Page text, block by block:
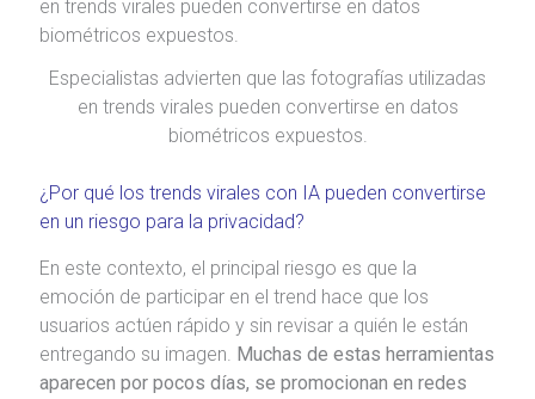
Especialistas advierten que las fotografías utilizadas
en trends virales pueden convertirse en datos
biométricos expuestos.
¿Por qué los trends virales con IA pueden convertirse
en un riesgo para la privacidad?
En este contexto, el principal riesgo es que la
emoción de participar en el trend hace que los
usuarios actúen rápido y sin revisar a quién le están
entregando su imagen. Muchas de estas herramientas
aparecen por pocos días, se promocionan en redes